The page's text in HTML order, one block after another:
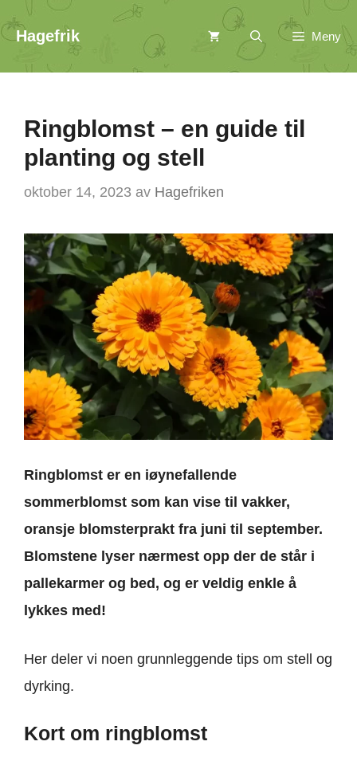
Hopp
til
innhold
Hagefrik Meny
Ringblomst – en guide til
planting og stell
oktober 14, 2023 av Hagefriken
Ringblomst er en iøynefallende
sommerblomst som kan vise til vakker,
oransje blomsterprakt fra juni til september.
Blomstene lyser nærmest opp der de står i
pallekarmer og bed, og er veldig enkle å
lykkes med!
Her deler vi noen grunnleggende tips om stell og
dyrking.
Kort om ringblomst